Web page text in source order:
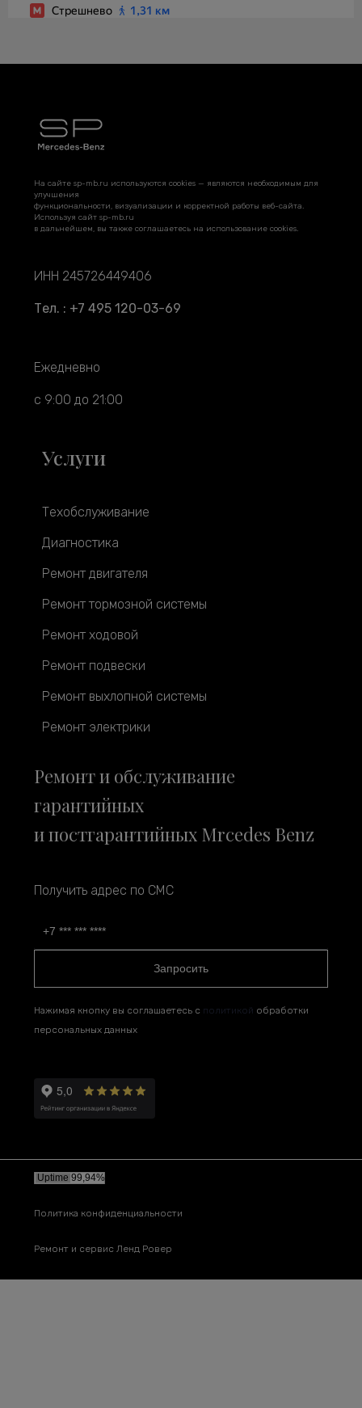
На сайте sp-mb.ru используются cookies — являются необходимым для
улучшения
функциональности, визуализации и корректной работы веб-сайта.
Используя сайт sp-mb.ru
в дальнейшем, вы также соглашаетесь на использование cookies.
ИНН 245726449406
Тел. : +7 495 120-03-69
Ежедневно
с 9:00 до 21:00
Услуги
Техобслуживание
Диагностика
Ремонт двигателя
Ремонт тормозной системы
Ремонт ходовой
Ремонт подвески
Ремонт выхлопной системы
Ремонт электрики
Ремонт и обслуживание
гарантийных
и постгарантийных Mrcedes Benz
Получить адрес по СМС
Запросить
Нажимая кнопку вы соглашаетесь с политикой обработки
персональных данных
Политика конфиденциальности
Ремонт и сервис Ленд Ровер